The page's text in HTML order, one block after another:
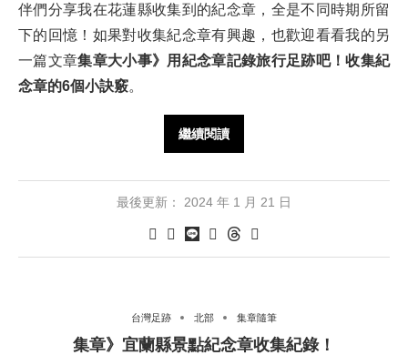
伴們分享我在花蓮縣收集到的紀念章，全是不同時期所留
下的回憶！如果對收集紀念章有興趣，也歡迎看看我的另
一篇文章集章大小事》用紀念章記錄旅行足跡吧！收集紀
念章的6個小訣竅。
繼續閱讀
最後更新： 2024 年 1 月 21 日
台灣足跡 北部 集章隨筆
集章》宜蘭縣景點紀念章收集紀錄！